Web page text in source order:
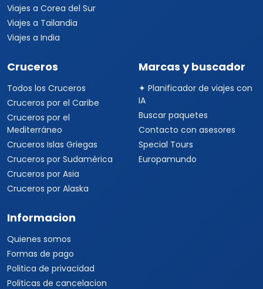
Viajes a Corea del Sur
Viajes a Tailandia
Viajes a India
Cruceros
Todos los Cruceros
Cruceros por el Caribe
Cruceros por el
Mediterráneo
Cruceros Islas Griegas
Cruceros por Sudamérica
Cruceros por Asia
Cruceros por Alaska
Marcas y buscador
✦ Planificador de viajes con
IA
Buscar paquetes
Contacto con asesores
Special Tours
Europamundo
Informacion
Quienes somos
Formas de pago
Politica de privacidad
Politicas de cancelacion